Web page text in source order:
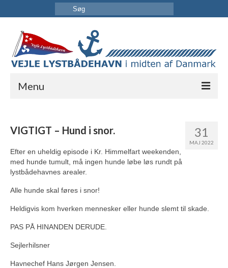
Menu
HAVNEN
INFORMATION
KONTAKT OS
31
MAJ 2022
VIGTIGT – Hund i snor.
Efter en uheldig episode i Kr. Himmelfart weekenden,
med hunde tumult, må ingen hunde løbe løs rundt på
lystbådehavnes arealer.
Alle hunde skal føres i snor!
Heldigvis kom hverken mennesker eller hunde slemt til skade.
PAS PÅ HINANDEN DERUDE.
Sejlerhilsner
Havnechef Hans Jørgen Jensen.